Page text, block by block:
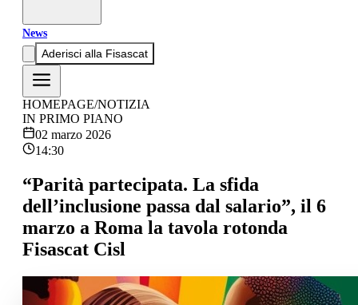
News
Aderisci alla Fisascat
HOMEPAGE/NOTIZIA
IN PRIMO PIANO
02 marzo 2026
14:30
“Parità partecipata. La sfida
dell’inclusione passa dal salario”, il 6
marzo a Roma la tavola rotonda
Fisascat Cisl